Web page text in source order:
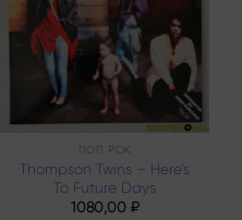
ПОП РОК
Thompson Twins – Here’s
To Future Days
1080,00 ₽